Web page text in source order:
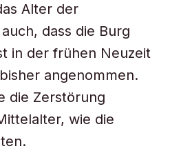
Alter der
dass die Burg
in der frühen Neuzeit
angenommen.
die Zerstörung
wie die